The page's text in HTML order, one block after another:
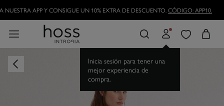
NUESTRA APP Y CONSIGUE UN 10% EXTRA DE DESCUENTO.CÓDIGO: APP10.
Inicia sesión para tener una
mejor experiencia de
compra.